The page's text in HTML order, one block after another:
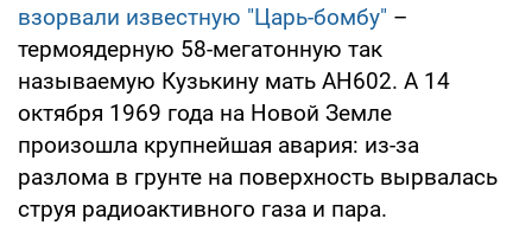
взорвали известную "Царь-бомбу" –
термоядерную 58-мегатонную так
называемую Кузькину мать АН602. А 14
октября 1969 года на Новой Земле
произошла крупнейшая авария: из-за
разлома в грунте на поверхность вырвалась
струя радиоактивного газа и пара.